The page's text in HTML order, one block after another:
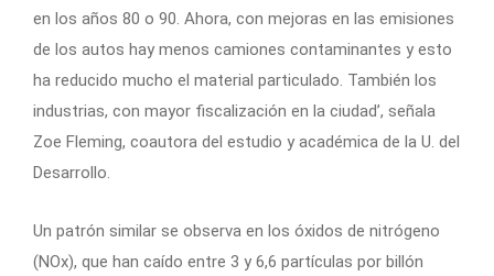
en los años 80 o 90. Ahora, con mejoras en las emisiones
de los autos hay menos camiones contaminantes y esto
ha reducido mucho el material particulado. También los
industrias, con mayor fiscalización en la ciudad’, señala
Zoe Fleming, coautora del estudio y académica de la U. del
Desarrollo.
Un patrón similar se observa en los óxidos de nitrógeno
(NOx), que han caído entre 3 y 6,6 partículas por billón